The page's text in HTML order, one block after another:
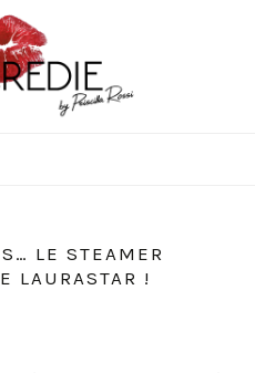
LE STEAMER
LAURASTAR !